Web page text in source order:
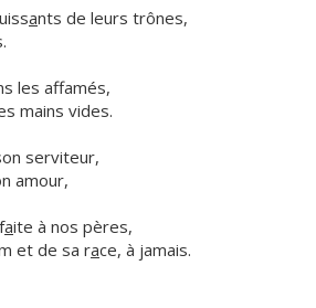
ants de leurs trônes,
les affamés,
mains vides.
serviteur,
amour,
aite à nos pères,
et de sa race, à jamais.